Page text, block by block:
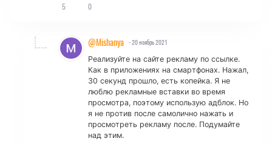
5 0
@Mishanya - 20 ноябрь 2021
Реализуйте на сайте рекламу по ссылке.
Как в приложениях на смартфонах. Нажал,
30 секунд прошло, есть копейка. Я не
люблю рекламные вставки во время
просмотра, поэтому использую адблок. Но
я не против после самолично нажать и
просмотреть рекламу после. Подумайте
над этим.